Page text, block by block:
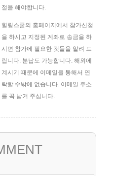
절을 해야합니다.
힐링스쿨의 홈페이지에서 참가신청
을 하시고 지정된 계좌로 송금을 하
시면 참가에 필요한 것들을 알려 드
립니다. 분납도 가능합니다. 해외에
계시기 때문에 이메일을 통해서 연
락할 수밖에 없습니다. 이메일 주소
를 꼭 남겨 주십니다.